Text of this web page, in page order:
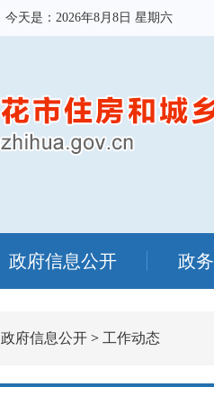
今天是： 2026年8月8日 星期六
政府信息公开 政
政府信息公开 > 工作动态